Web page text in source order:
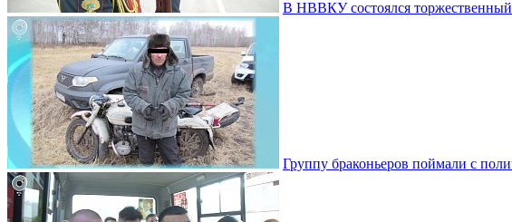
В НВВКУ состоялся
Группу браконьеров поймали с